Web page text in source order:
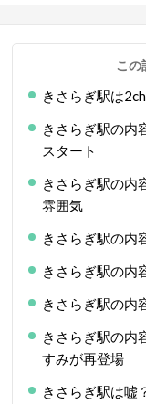
この
きさらぎ駅は
きさらぎ駅の
スタート
きさらぎ駅の
雰囲気
きさらぎ駅の
きさらぎ駅の
きさらぎ駅の
きさらぎ駅の
すみが再登場
きさらぎ駅は